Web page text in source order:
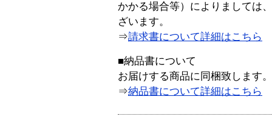
かかる場合等）によりましては
ざいます。
⇒請求書について詳細はこちら
■納品書について
お届けする商品に同梱致します。
⇒納品書について詳細はこちら